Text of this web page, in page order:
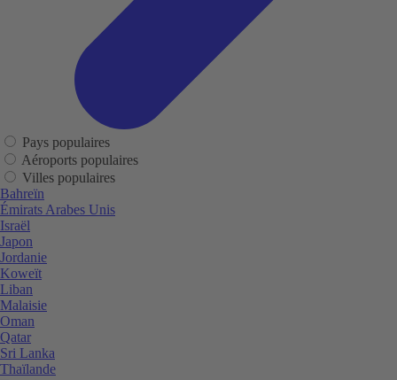
Pays populaires
Aéroports populaires
Villes populaires
Bahreïn
Émirats Arabes Unis
Israël
Japon
Jordanie
Koweït
Liban
Malaisie
Oman
Qatar
Sri Lanka
Thaïlande